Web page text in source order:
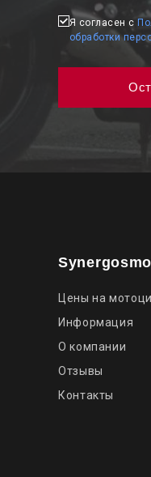
Я согласен с
обработки
Цены на
Информация
О компании
Отзывы
Контакты